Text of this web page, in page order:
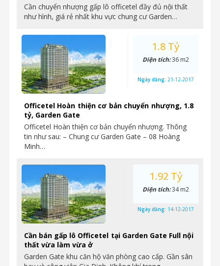
Cần chuyển nhượng gấp lô officetel đầy đủ nội thất
như hình, giá rẻ nhất khu vực chung cư Garden…
Officetel Hoàn thiện cơ bản chuyển nhượng, 1.8
tỷ, Garden Gate
Officetel Hoàn thiện cơ bản chuyển nhượng. Thông
tin như sau: – Chung cư Garden Gate – 08 Hoàng
Minh…
1.8 Tỷ
Diện tích:36 m2
Ngày đăng: 21-12-2017
Cần bán gấp lô Officetel tại Garden Gate Full nội
thất vừa làm vừa ở
Garden Gate khu căn hộ văn phòng cao cấp. Gần sân
1.92 Tỷ
Diện tích:34 m2
Ngày đăng: 14-12-2017